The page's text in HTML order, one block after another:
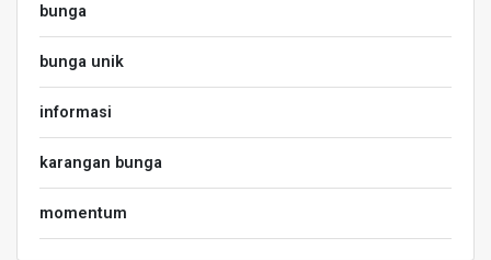
bunga
bunga unik
informasi
karangan bunga
momentum